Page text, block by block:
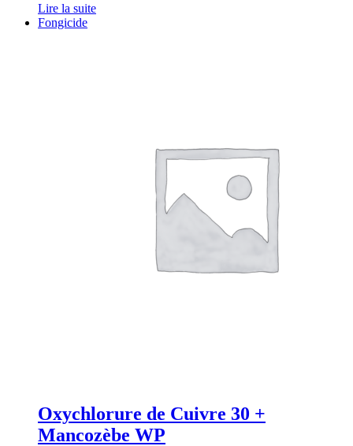
Lire la suite
Fongicide
Oxychlorure de Cuivre 30 +
Mancozèbe WP